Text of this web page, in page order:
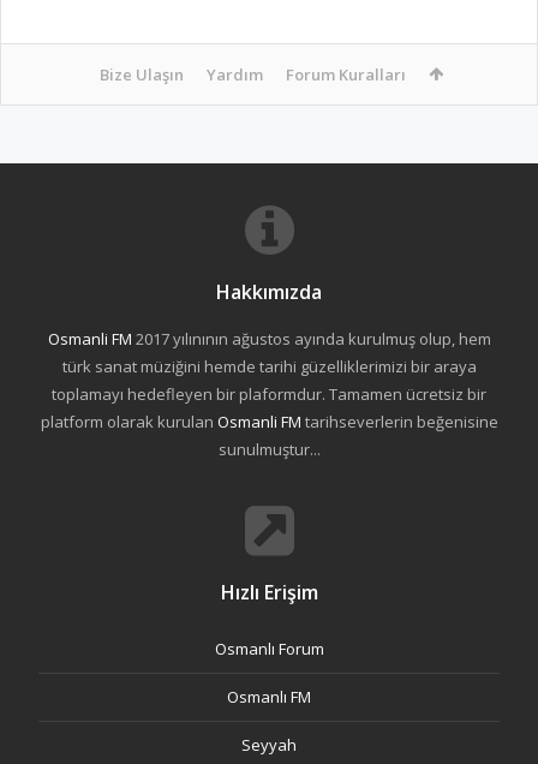
Bize Ulaşın Yardım Forum Kuralları
Hakkımızda
Osmanli FM 2017 yılınının ağustos ayında kurulmuş olup, hem
türk sanat müziğini hemde tarihi güzelliklerimizi bir araya
toplamayı hedefleyen bir plaformdur. Tamamen ücretsiz bir
platform olarak kurulan Osmanli FM tarihseverlerin beğenisine
sunulmuştur...
Hızlı Erişim
Osmanlı Forum
Osmanlı FM
Seyyah